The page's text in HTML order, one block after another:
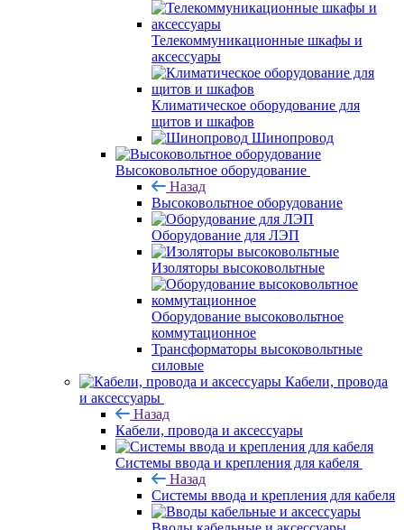
Телекоммуникационные шкафы и
аксессуары
Климатическое оборудование для
щитов и шкафов
Шинопровод
Высоковольтное оборудование
Назад
Высоковольтное оборудование
Оборудование для ЛЭП
Изоляторы высоковольтные
Оборудование высоковольтное
коммутационное
Трансформаторы высоковольтные
силовые
Кабели, провода
и аксессуары
Назад
Кабели, провода и аксессуары
Системы ввода и крепления для кабеля
Назад
Системы ввода и крепления для кабеля